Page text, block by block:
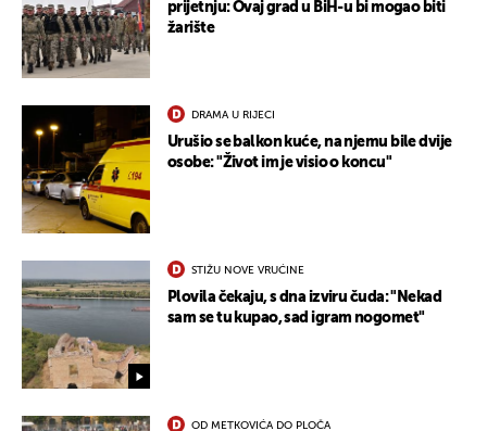
prijetnju: Ovaj grad u BiH-u bi mogao biti
žarište
DRAMA U RIJECI
Urušio se balkon kuće, na njemu bile dvije
osobe: "Život im je visio o koncu"
STIŽU NOVE VRUĆINE
Plovila čekaju, s dna izviru čuda: "Nekad
sam se tu kupao, sad igram nogomet"
OD METKOVIĆA DO PLOČA